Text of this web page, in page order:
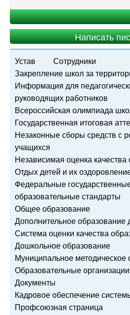
Написать
Устав
Сотрудники
Закрепление школ за
Информация для
руководящих работников
Всероссийская олимпиада
Государственная итоговая
Незаконные сборы средств с
учащихся
Независимая оценка качества
Отдых детей и их
Федеральные
образовательные стандарты
Общее образование
Дополнительное образование
Система оценки качества
Дошкольное образование
Муниципальное методическое
Образовательные организации
Документы
Кадровое обеспечение
Профсоюзная страница